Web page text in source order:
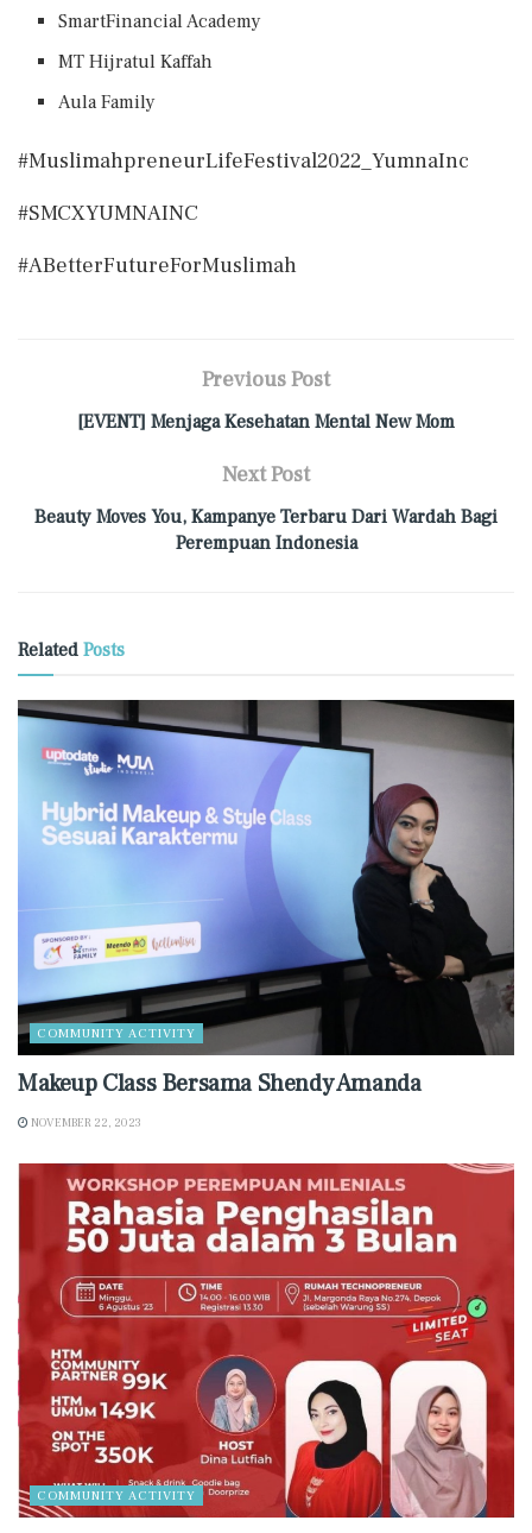
SmartFinancial Academy
MT Hijratul Kaffah
Aula Family
#MuslimahpreneurLifeFestival2022_YumnaInc
#SMCXYUMNAINC
#ABetterFutureForMuslimah
Previous Post
[EVENT] Menjaga Kesehatan Mental New Mom
Next Post
Beauty Moves You, Kampanye Terbaru Dari Wardah Bagi
Perempuan Indonesia
Related Posts
COMMUNITY ACTIVITY
Makeup Class Bersama Shendy Amanda
NOVEMBER 22, 2023
COMMUNITY ACTIVITY